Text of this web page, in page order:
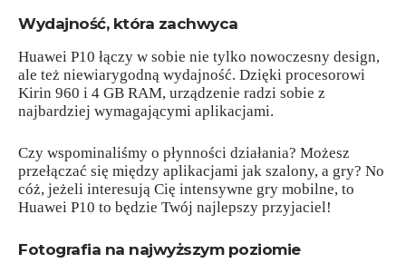
Wydajność, która zachwyca
Huawei P10 łączy w sobie nie tylko nowoczesny design,
ale też niewiarygodną wydajność. Dzięki procesorowi
Kirin 960 i 4 GB RAM, urządzenie radzi sobie z
najbardziej wymagającymi aplikacjami.
Czy wspominaliśmy o płynności działania? Możesz
przełączać się między aplikacjami jak szalony, a gry? No
cóż, jeżeli interesują Cię intensywne gry mobilne, to
Huawei P10 to będzie Twój najlepszy przyjaciel!
Fotografia na najwyższym poziomie